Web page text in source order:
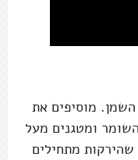
השמן. מוסיפים את
ומטגנים מעל
6 דקות, עד שהירקות מתחילים